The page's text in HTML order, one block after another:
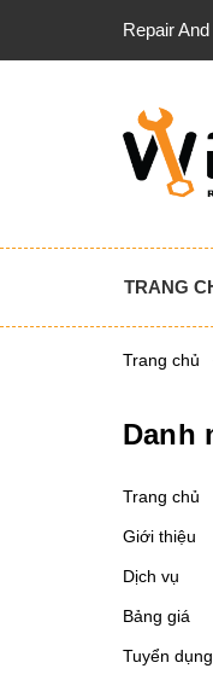
Repair
TRANG
Trang chủ
Danh
Trang chủ
Giới thiệu
Dịch vụ
Bảng giá
Tuyển dụng